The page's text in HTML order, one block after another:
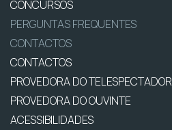
CONCURSOS
PERGUNTAS FREQUENTES
CONTACTOS
CONTACTOS
PROVEDORA DO TELESPECTADOR
PROVEDORA DO OUVINTE
ACESSIBILIDADES